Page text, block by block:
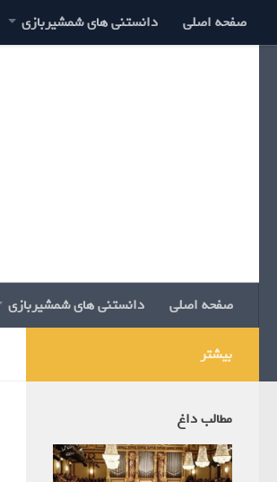
صفحه اصلی دانستنی های شمشیربازی
صفحه اصلی دانستنی های شمشیربازی
بیشتر
مطالب داغ